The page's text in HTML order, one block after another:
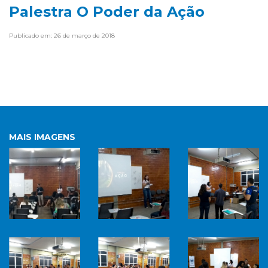
Palestra O Poder da Ação
Publicado em: 26 de março de 2018
MAIS IMAGENS